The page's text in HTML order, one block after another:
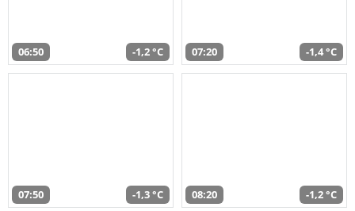
06:50 -1,2 °C 07:20 -1,4 °C
07:50 -1,3 °C 08:20 -1,2 °C